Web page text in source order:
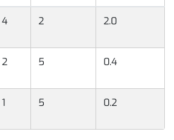
4 2 2.0
2 5 0.4
1 5 0.2